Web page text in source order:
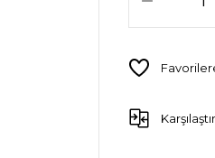
Karşılaştır